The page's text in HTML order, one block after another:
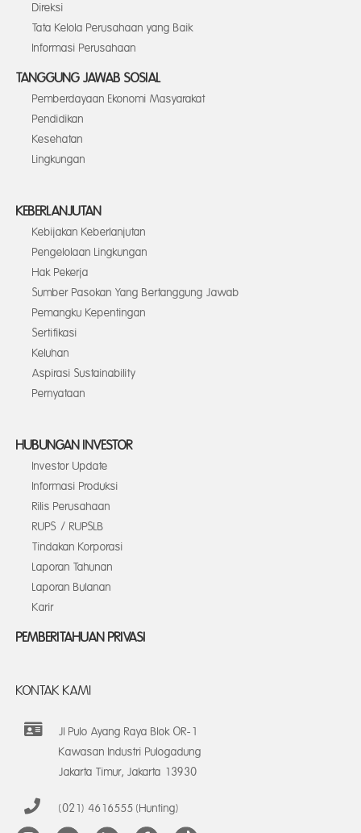
Direksi
Tata Kelola Perusahaan yang Baik
Informasi Perusahaan
TANGGUNG JAWAB SOSIAL
Pemberdayaan Ekonomi Masyarakat
Pendidikan
Kesehatan
Lingkungan
KEBERLANJUTAN
Kebijakan Keberlanjutan
Pengelolaan Lingkungan
Hak Pekerja
Sumber Pasokan Yang Bertanggung Jawab
Pemangku Kepentingan
Sertifikasi
Keluhan
Aspirasi Sustainability
Pernyataan
HUBUNGAN INVESTOR
Investor Update
Informasi Produksi
Rilis Perusahaan
RUPS / RUPSLB
Tindakan Korporasi
Laporan Tahunan
Laporan Bulanan
Karir
PEMBERITAHUAN PRIVASI
KONTAK KAMI
Jl Pulo Ayang Raya Blok OR-1
Kawasan Industri Pulogadung
Jakarta Timur, Jakarta 13930
(021) 4616555 (Hunting)